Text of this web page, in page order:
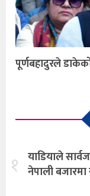
पूर्णबहादुरले
१ याडियाले
नेपाली बजारमा